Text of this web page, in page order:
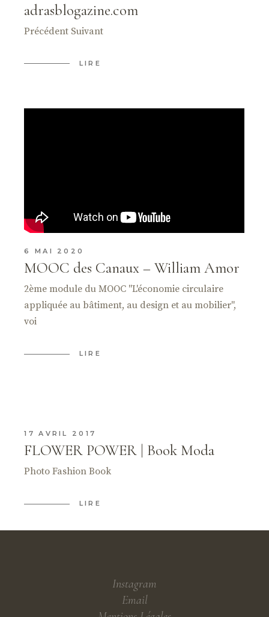
adrasblogazine.com
Précédent Suivant
LIRE
6 MAI 2020
MOOC des Canaux – William Amor
2ème module du MOOC "L'économie circulaire
appliquée au bâtiment, au design et au mobilier",
voi
LIRE
17 AVRIL 2017
FLOWER POWER | Book Moda
Photo Fashion Book
LIRE
Instagram
Email